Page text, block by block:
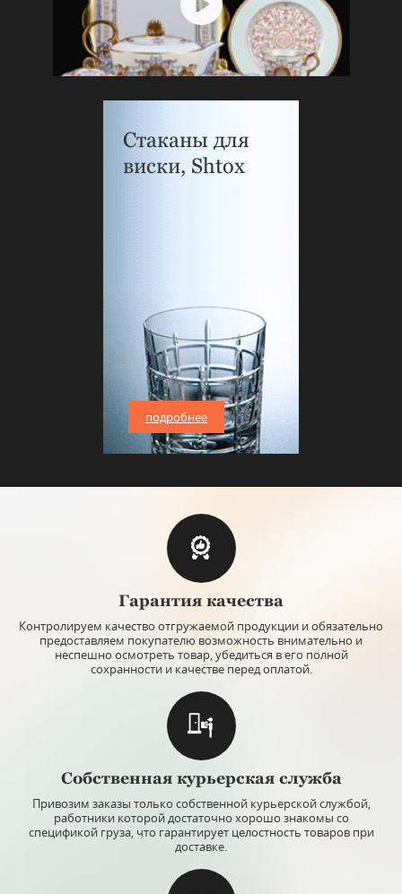
Стаканы для
виски, Shtox
подробнее
Гарантия качества
Контролируем качество отгружаемой продукции и обязательно
предоставляем покупателю возможность внимательно и
неспешно осмотреть товар, убедиться в его полной
сохранности и качестве перед оплатой.
Собственная курьерская служба
Привозим заказы только собственной курьерской службой,
работники которой достаточно хорошо знакомы со
спецификой груза, что гарантирует целостность товаров при
доставке.